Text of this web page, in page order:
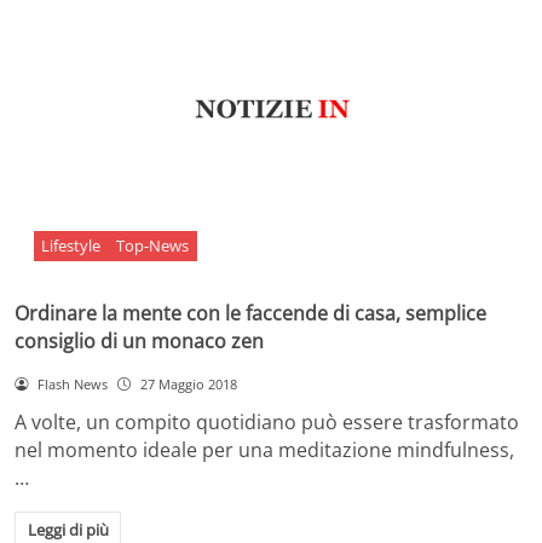
Lifestyle Top-News
Ordinare la mente con le faccende di casa, semplice
consiglio di un monaco zen
Flash News 27 Maggio 2018
A volte, un compito quotidiano può essere trasformato
nel momento ideale per una meditazione mindfulness,
…
Leggi di più